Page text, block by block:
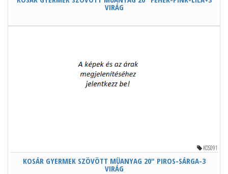
VIRÁG
KOS091
KOSÁR GYERMEK SZÖVÖTT MŰANYAG 20" PIROS-SÁRGA-3
VIRÁG